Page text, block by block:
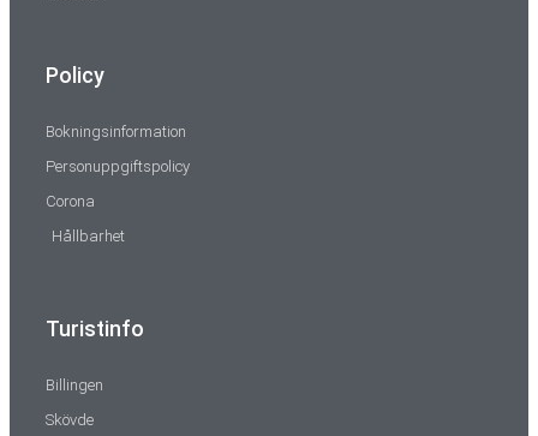
Policy
Bokningsinformation
Personuppgiftspolicy
Corona
Hållbarhet
Turistinfo
Billingen
Skövde